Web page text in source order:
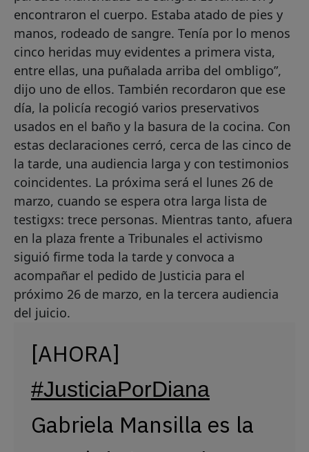
encontraron el cuerpo. Estaba atado de pies y
manos, rodeado de sangre. Tenía por lo menos
cinco heridas muy evidentes a primera vista,
entre ellas, una puñalada arriba del ombligo”,
dijo uno de ellos. También recordaron que ese
día, la policía recogió varios preservativos
usados en el baño y la basura de la cocina. Con
estas declaraciones cerró, cerca de las cinco de
la tarde, una audiencia larga y con testimonios
coincidentes. La próxima será el lunes 26 de
marzo, cuando se espera otra larga lista de
testigxs: trece personas. Mientras tanto, afuera
en la plaza frente a Tribunales el activismo
siguió firme toda la tarde y convoca a
acompañar el pedido de Justicia para el
próximo 26 de marzo, en la tercera audiencia
del juicio.
[AHORA]
#JusticiaPorDiana
Gabriela Mansilla es la